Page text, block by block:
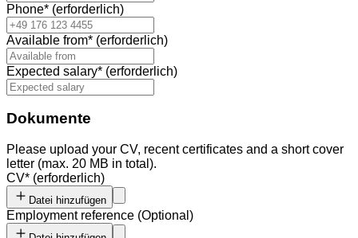
Phone* (erforderlich)
Available from* (erforderlich)
Expected salary* (erforderlich)
Dokumente
Please upload your CV, recent certificates and a short cover
letter (max. 20 MB in total).
CV* (erforderlich)
Datei hinzufügen
Employment reference (Optional )